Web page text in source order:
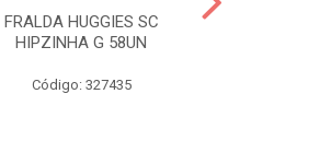
FRALDA HUGGIES SC
HIPZINHA G 58UN
Código: 327435